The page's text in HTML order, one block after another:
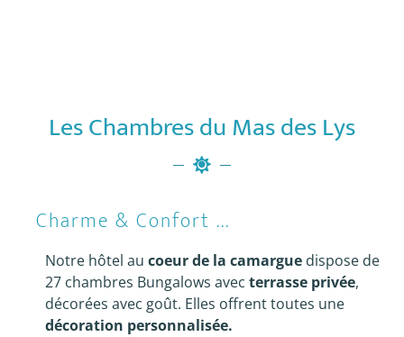
Les Chambres du Mas des Lys
Charme & Confort ...
Notre hôtel au coeur de la camargue dispose de
27 chambres Bungalows avec terrasse privée,
décorées avec goût. Elles offrent toutes une
décoration personnalisée.